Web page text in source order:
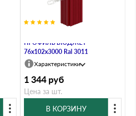
ПРОФИЛЬ БЮДЖЕТ
76х102х3000 Ral 3011
Характеристики
1 344 руб
Цена за шт.
В КОРЗИНУ